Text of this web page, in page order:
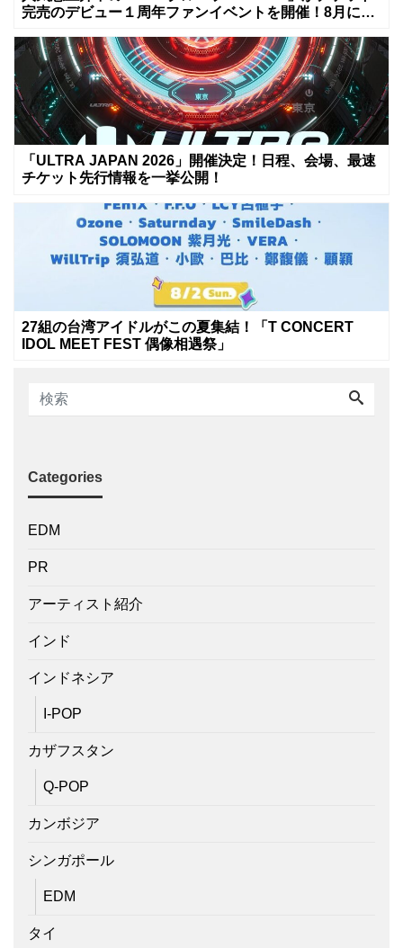
完売のデビュー１周年ファンイベントを開催！8月に新
「ULTRA JAPAN 2026」開催決定！日程、会場、最速
チケット先行情報を一挙公開！
27組の台湾アイドルがこの夏集結！「T CONCERT
IDOL MEET FEST 偶像相遇祭」
Categories
EDM
PR
アーティスト紹介
インド
インドネシア
I-POP
カザフスタン
Q-POP
カンボジア
シンガポール
EDM
タイ